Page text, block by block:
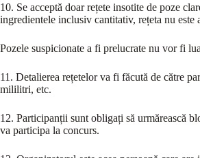
10. Se acceptă doar rețete insotite de poze
ingredientele inclusiv cantitativ, rețeta nu este
Pozele suspicionate a fi prelucrate nu vor fi
11. Detalierea rețetelor va fi făcută de către
mililitri, etc.
12. Participanții sunt obligați să urmărească
va participa la concurs.